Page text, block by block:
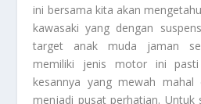
ini bersama kita akan
kawasaki yang dengan
target anak muda jaman
memiliki jenis motor ini
kesannya yang mewah
menjadi pusat perhatian. Untuk